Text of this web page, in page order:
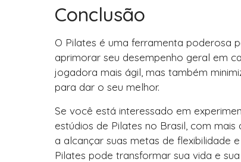
Conclusão
O Pilates é uma ferramenta poderosa
aprimorar seu desempenho geral em
jogadora mais ágil, mas também
para dar o seu melhor.
Se você está interessado em
estúdios de Pilates no Brasil, com
a alcançar suas metas de flexibilidade
Pilates pode transformar sua vida e